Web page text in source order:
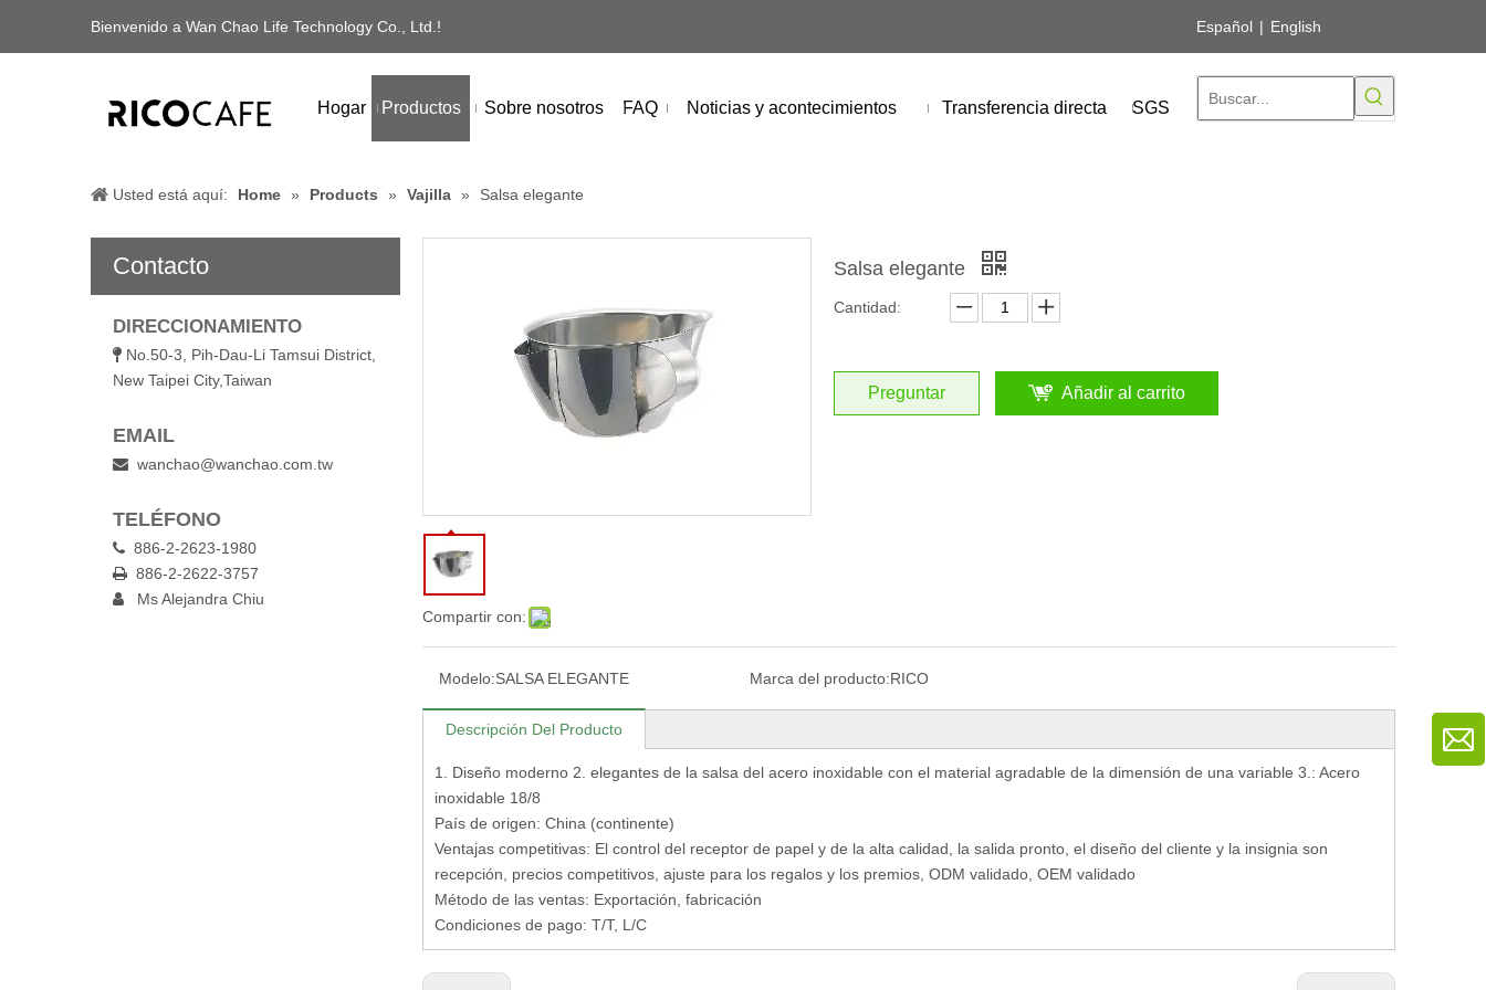
Bienvenido a Wan Chao Life Technology Co., Ltd.! Español | English
Hogar Productos Sobre nosotros FAQ Noticias y acontecimientos Transferencia directa SGS
Usted está aquí: Home » Products » Vajilla » Salsa elegante
Contacto
DIRECCIONAMIENTO
 No.50-3, Pih-Dau-Li Tamsui District,
New Taipei City,Taiwan
EMAIL
 wanchao@wanchao.com.tw
TELÉFONO
 886-2-2623-1980
 886-2-2622-3757
 Ms Alejandra Chiu
Compartir con:
Salsa elegante
Cantidad:
Preguntar Añadir al carrito
Modelo:SALSA ELEGANTE Marca del producto:RICO
Descripción Del Producto
1. Diseño moderno 2. elegantes de la salsa del acero inoxidable con el material agradable de la dimensión de una variable 3.: Acero
inoxidable 18/8
País de origen: China (continente)
Ventajas competitivas: El control del receptor de papel y de la alta calidad, la salida pronto, el diseño del cliente y la insignia son
recepción, precios competitivos, ajuste para los regalos y los premios, ODM validado, OEM validado
Método de las ventas: Exportación, fabricación
Condiciones de pago: T/T, L/C